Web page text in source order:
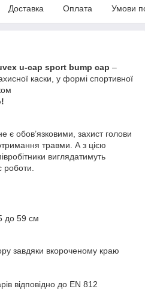
Доставка Оплата Умови
u-cap sport bump cap –
каски, у формі спортивної
є обов’язковими, захист голови
травми. А з цією
виглядатимуть
роботи.
до 59 см
завдяки вкороченому краю
відповідно до EN 812